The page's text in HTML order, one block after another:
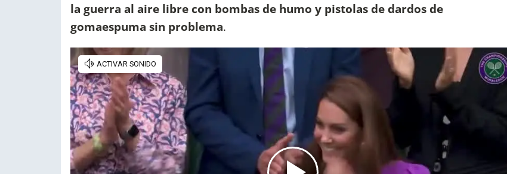
la guerra al aire libre con bombas de humo y pistolas de dardos de
gomaespuma sin problema.